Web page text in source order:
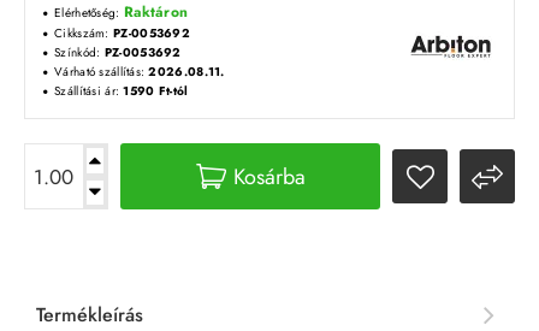
Elérhetőség: Raktáron
Cikkszám: PZ-0053692
Színkód: PZ-0053692
Várható szállítás: 2026.08.11.
Szállítási ár: 1590 Ft-tól
Kosárba
Termékleírás